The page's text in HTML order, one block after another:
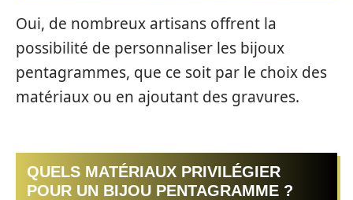
Oui, de nombreux artisans offrent la
possibilité de personnaliser les bijoux
pentagrammes, que ce soit par le choix des
matériaux ou en ajoutant des gravures.
QUELS MATÉRIAUX PRIVILÉGIER
POUR UN BIJOU PENTAGRAMME ?